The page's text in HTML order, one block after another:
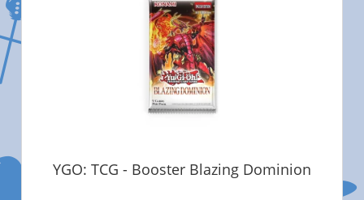
YGO: TCG - Booster Blazing Dominion